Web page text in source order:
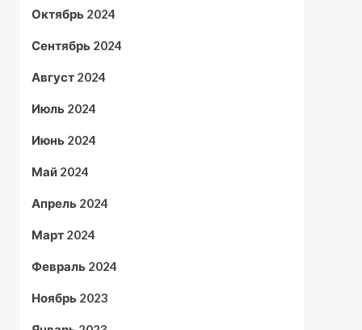
Октябрь 2024
Сентябрь 2024
Август 2024
Июль 2024
Июнь 2024
Май 2024
Апрель 2024
Март 2024
Февраль 2024
Ноябрь 2023